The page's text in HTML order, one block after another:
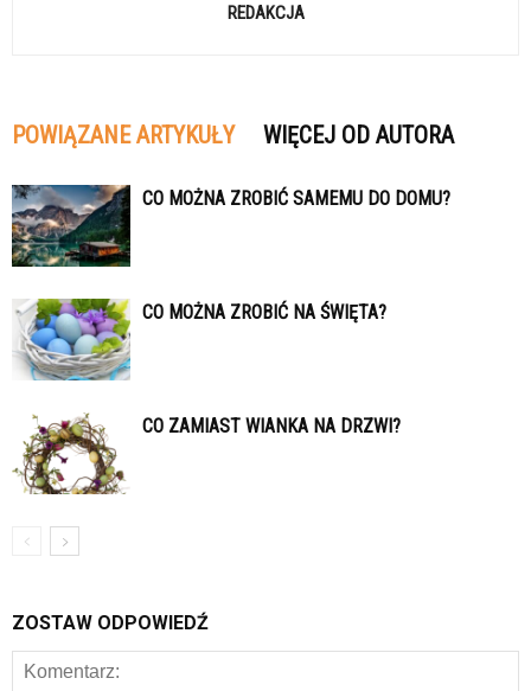
REDAKCJA
POWIĄZANE ARTYKUŁY WIĘCEJ OD AUTORA
CO MOŻNA ZROBIĆ SAMEMU DO DOMU?
CO MOŻNA ZROBIĆ NA ŚWIĘTA?
CO ZAMIAST WIANKA NA DRZWI?
ZOSTAW ODPOWIEDŹ